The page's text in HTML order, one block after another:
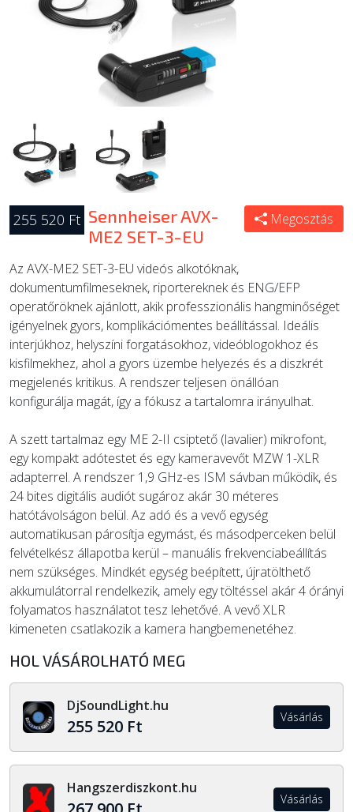
255 520 Ft Sennheiser AVX-
ME2 SET-3-EU
Megosztás
Az AVX-ME2 SET-3-EU videós alkotóknak,
dokumentumfilmeseknek, riportereknek és ENG/EFP
operatőröknek ajánlott, akik professzionális hangminőséget
igényelnek gyors, komplikációmentes beállítással. Ideális
interjúkhoz, helyszíni forgatásokhoz, videóblogokhoz és
kisfilmekhez, ahol a gyors üzembe helyezés és a diszkrét
megjelenés kritikus. A rendszer teljesen önállóan
konfigurálja magát, így a fókusz a tartalomra irányulhat.
A szett tartalmaz egy ME 2-II csiptető (lavalier) mikrofont,
egy kompakt adótestet és egy kameravevőt MZW 1-XLR
adapterrel. A rendszer 1,9 GHz-es ISM sávban működik, és
24 bites digitális audiót sugároz akár 30 méteres
hatótávolságon belül. Az adó és a vevő egység
automatikusan párosítja egymást, és másodperceken belül
felvételkész állapotba kerül – manuális frekvenciabeállítás
nem szükséges. Mindkét egység beépített, újratölthető
akkumulátorral rendelkezik, amely egy töltéssel akár 4 órányi
folyamatos használatot tesz lehetővé. A vevő XLR
kimeneten csatlakozik a kamera hangbemenetéhez.
HOL VÁSÁROLHATÓ MEG
DjSoundLight.hu
255 520 Ft Vásárlás
Hangszerdiszkont.hu
Vásárlás